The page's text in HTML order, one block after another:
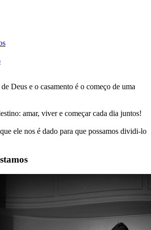
Deus e o casamento é o começo de uma
amar, viver e começar cada dia juntos!
ele nos é dado para que possamos dividi-lo